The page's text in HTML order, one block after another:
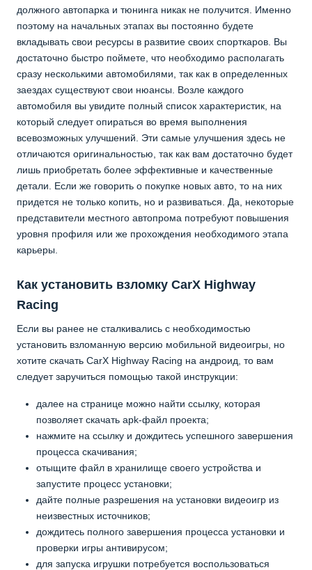
должного автопарка и тюнинга никак не получится. Именно
поэтому на начальных этапах вы постоянно будете
вкладывать свои ресурсы в развитие своих спорткаров. Вы
достаточно быстро поймете, что необходимо располагать
сразу несколькими автомобилями, так как в определенных
заездах существуют свои нюансы. Возле каждого
автомобиля вы увидите полный список характеристик, на
который следует опираться во время выполнения
всевозможных улучшений. Эти самые улучшения здесь не
отличаются оригинальностью, так как вам достаточно будет
лишь приобретать более эффективные и качественные
детали. Если же говорить о покупке новых авто, то на них
придется не только копить, но и развиваться. Да, некоторые
представители местного автопрома потребуют повышения
уровня профиля или же прохождения необходимого этапа
карьеры.
Как установить взломку CarX Highway
Racing
Если вы ранее не сталкивались с необходимостью
установить взломанную версию мобильной видеоигры, но
хотите скачать CarX Highway Racing на андроид, то вам
следует заручиться помощью такой инструкции:
далее на странице можно найти ссылку, которая
позволяет скачать apk-файл проекта;
нажмите на ссылку и дождитесь успешного завершения
процесса скачивания;
отыщите файл в хранилище своего устройства и
запустите процесс установки;
дайте полные разрешения на установки видеоигр из
неизвестных источников;
дождитесь полного завершения процесса установки и
проверки игры антивирусом;
для запуска игрушки потребуется воспользоваться